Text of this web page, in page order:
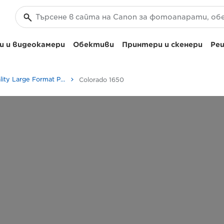
видеокамери Обективи Принтери и скенери
High-Quality Large Format Printers for CAD/GIS and Stunning Graphics Colorado 1650